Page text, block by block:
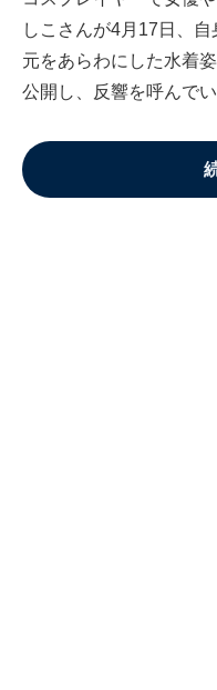
しこさんが4月17日、
元をあらわにした水着
公開し、反響を呼んで